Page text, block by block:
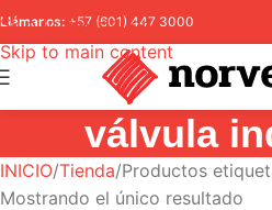
Skip to navigation
Skip to main content
Llámanos: +57 (601) 447 3000
válvula
INICIO Tienda Productos
Mostrando el único resultado